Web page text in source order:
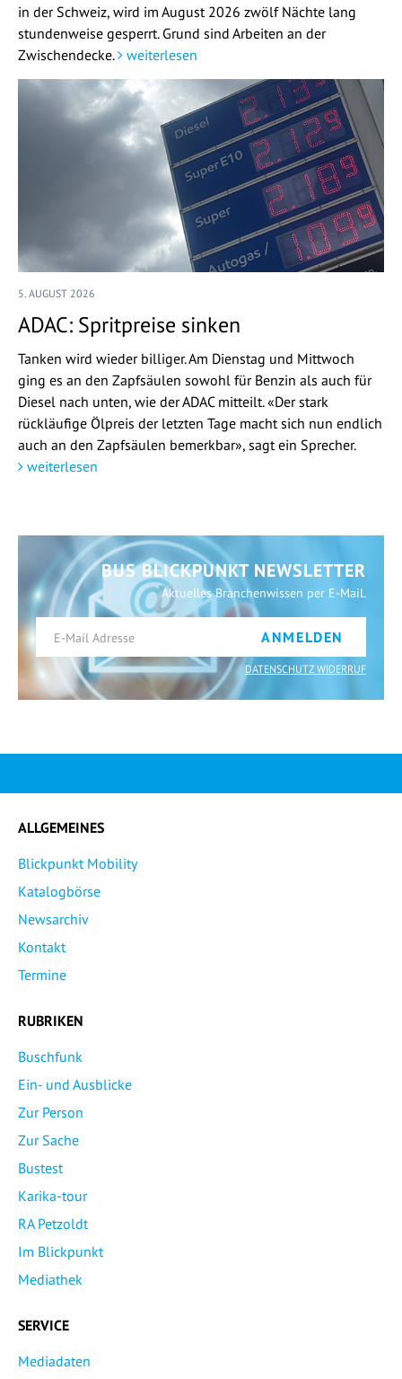
in der Schweiz, wird im August 2026 zwölf Nächte lang
stundenweise gesperrt. Grund sind Arbeiten an der
Zwischendecke.
weiterlesen
5. AUGUST 2026
ADAC: Spritpreise sinken
Tanken wird wieder billiger. Am Dienstag und Mittwoch
ging es an den Zapfsäulen sowohl für Benzin als auch für
Diesel nach unten, wie der ADAC mitteilt. «Der stark
rückläufige Ölpreis der letzten Tage macht sich nun endlich
auch an den Zapfsäulen bemerkbar», sagt ein Sprecher.
weiterlesen
BUS BLICKPUNKT NEWSLETTER
Aktuelles Branchenwissen per E-Mail.
ANMELDEN
DATENSCHUTZ WIDERRUF
ALLGEMEINES
Blickpunkt Mobility
Katalogbörse
Newsarchiv
Kontakt
Termine
RUBRIKEN
Buschfunk
Ein- und Ausblicke
Zur Person
Zur Sache
Bustest
Karika-tour
RA Petzoldt
Im Blickpunkt
Mediathek
SERVICE
Mediadaten